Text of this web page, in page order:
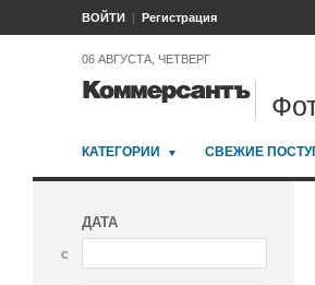
ВОЙТИ Регистрация
06 АВГУСТА, ЧЕТВЕРГ
КАТЕГОРИИ СВЕЖИЕ
ДАТА
с